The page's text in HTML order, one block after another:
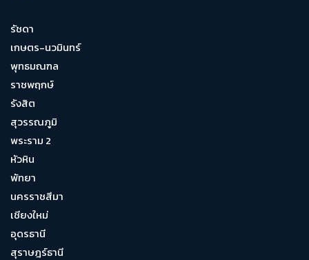
รัชดา
เกษตร-นวมินทร์
พุทธมณฑล
ราชพฤกษ์
รังสิต
สุวรรณภูมิ
พระราม 2
หัวหิน
พัทยา
นครราชสีมา
เชียงใหม่
อุดรธานี
สุราษฎร์ธานี